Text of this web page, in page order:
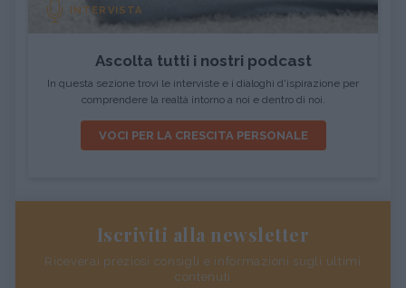
INTERVISTA
Ascolta tutti i nostri podcast
In questa sezione trovi le interviste e i dialoghi d'ispirazione per
comprendere la realtà intorno a noi e dentro di noi.
VOCI PER LA CRESCITA PERSONALE
Iscriviti alla newsletter
Riceverai preziosi consigli e informazioni sugli ultimi
contenuti